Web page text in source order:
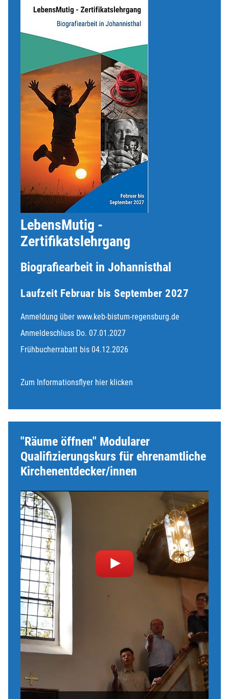
LebensMutig -
Zertifikatslehrgang
Biografiearbeit in Johannisthal
Laufzeit Februar bis September 2027
Anmeldung über www.keb-bistum-regensburg.de
Anmeldeschluss Do. 07.01.2027
Frühbucherrabatt bis 04.12.2026
Zum Informationsflyer hier klicken
"Räume öffnen" Modularer
Qualifizierungskurs für ehrenamtliche
Kirchenentdecker/innen